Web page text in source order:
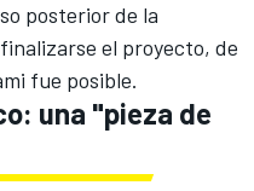
posterior de la
el proyecto, de
fue posible.
una "pieza de